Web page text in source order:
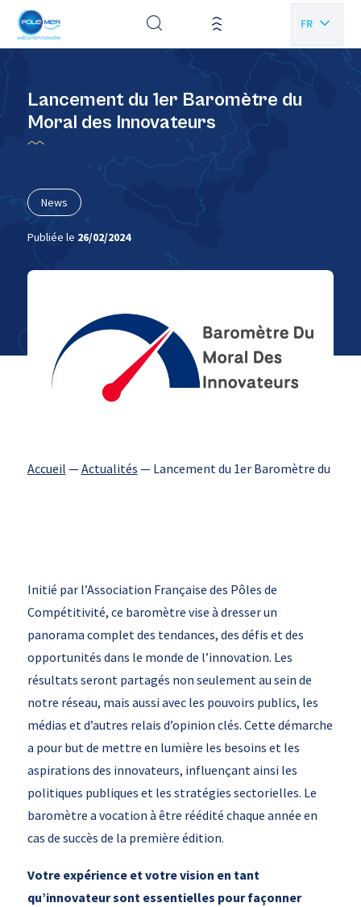
FR
EN
Lancement du 1er Baromètre du
Moral des Innovateurs
News
Publiée le 26/02/2024
Accueil —Actualités — Lancement du 1er Baromètre du
Initié par l’Association Française des Pôles de
Compétitivité, ce baromètre vise à dresser un
panorama complet des tendances, des défis et des
opportunités dans le monde de l’innovation. Les
résultats seront partagés non seulement au sein de
notre réseau, mais aussi avec les pouvoirs publics, les
médias et d’autres relais d’opinion clés. Cette démarche
a pour but de mettre en lumière les besoins et les
aspirations des innovateurs, influençant ainsi les
politiques publiques et les stratégies sectorielles. Le
baromètre a vocation à être réédité chaque année en
cas de succès de la première édition.
Votre expérience et votre vision en tant
qu’innovateur sont essentielles pour façonner
Panneau de gestion des cookies